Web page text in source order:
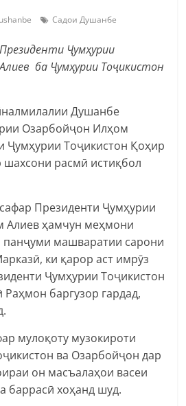
Садои Душанбе
Ҷумҳурии
ба Ҷумҳурии Тоҷикистон
Душанбе
Озарбойҷон Илҳом
Ҷумҳурии Тоҷикистон Қоҳир
шахсони расмӣ истиқбол
Президенти Ҷумҳурии
Алиев ҳамчун меҳмони
панҷуми машваратии сарони
ки қарор аст имрӯз
Ҷумҳурии Тоҷикистон
баргузор гардад,
мулоқоту музокироти
ва Озарбойҷон дар
он масъалаҳои васеи
баррасӣ хоҳанд шуд.